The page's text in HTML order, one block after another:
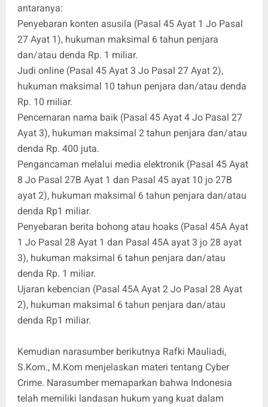
antaranya:
Penyebaran konten asusila (Pasal 45 Ayat 1 Jo Pasal
27 Ayat 1), hukuman maksimal 6 tahun penjara
dan/atau denda Rp. 1 miliar.
Judi online (Pasal 45 Ayat 3 Jo Pasal 27 Ayat 2),
hukuman maksimal 10 tahun penjara dan/atau denda
Rp. 10 miliar.
Pencemaran nama baik (Pasal 45 Ayat 4 Jo Pasal 27
Ayat 3), hukuman maksimal 2 tahun penjara dan/atau
denda Rp. 400 juta.
Pengancaman melalui media elektronik (Pasal 45 Ayat
8 Jo Pasal 27B Ayat 1 dan Pasal 45 ayat 10 jo 27B
ayat 2), hukuman maksimal 6 tahun penjara dan/atau
denda Rp1 miliar.
Penyebaran berita bohong atau hoaks (Pasal 45A Ayat
1 Jo Pasal 28 Ayat 1 dan Pasal 45A ayat 3 jo 28 ayat
3), hukuman maksimal 6 tahun penjara dan/atau
denda Rp. 1 miliar.
Ujaran kebencian (Pasal 45A Ayat 2 Jo Pasal 28 Ayat
2), hukuman maksimal 6 tahun penjara dan/atau
denda Rp1 miliar.
Kemudian narasumber berikutnya Rafki Mauliadi,
S.Kom., M.Kom menjelaskan materi tentang Cyber
Crime. Narasumber memaparkan bahwa Indonesia
telah memiliki landasan hukum yang kuat dalam